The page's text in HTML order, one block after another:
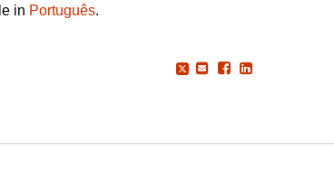
in Português.